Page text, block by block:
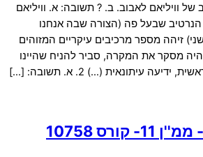
וויליאם לאבוב. ב. ? תשובה: א. וויליאם
שבעל פה (הצורה שבה אנחנו
זיהה מספר מרכיבים עיקריים המזוהים
היה מסקר את המקרה, סביר להניח שהיינו
עיתונאית (…) 2. א. תשובה: […]
10758